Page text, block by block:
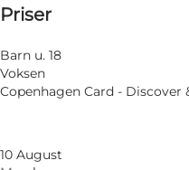
Filtrér efter måned
Fredag
8 August
Lørdag
10 August
Priser
Barn u. 18
Voksen
Copenhagen Card - Discover